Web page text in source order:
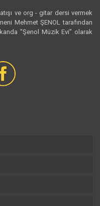
ve org - gitar dersi vermek
Mehmet ŞENOL tarafından
"Şenol Müzik Evi” olarak